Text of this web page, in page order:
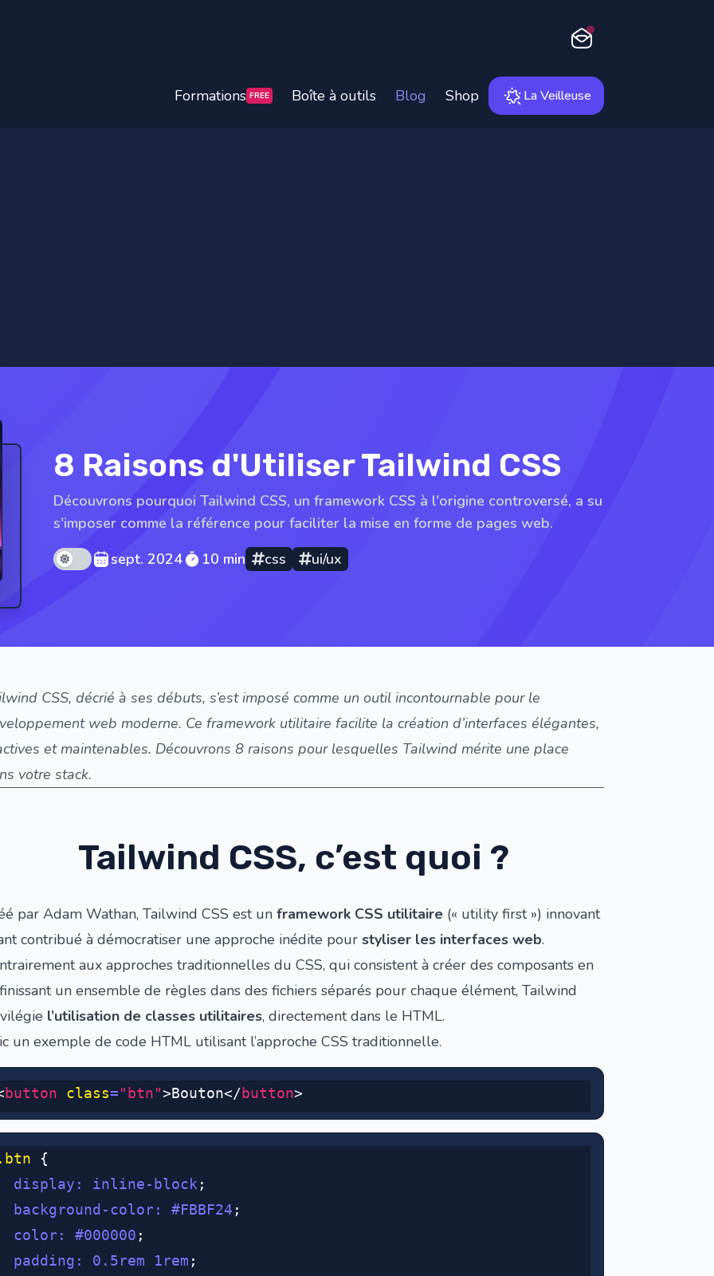
Newsletter
Formations FREE Boîte à outils Blog Shop La Veilleuse
8 Raisons d'Utiliser Tailwind CSS
Découvrons pourquoi Tailwind CSS, un framework CSS à l'origine controversé, a su
s'imposer comme la référence pour faciliter la mise en forme de pages web.
Theme modesept. 2024 10 min css ui/ux
CSS, décrié à ses débuts, s’est imposé comme un outil incontournable pour le
web moderne. Ce framework utilitaire facilite la création d’interfaces élégantes,
et maintenables. Découvrons 8 raisons pour lesquelles Tailwind mérite une place
votre stack.
Tailwind CSS, c’est quoi ?
par Adam Wathan, Tailwind CSS est un framework CSS utilitaire (« utility first ») innovant
contribué à démocratiser une approche inédite pour styliser les interfaces web.
aux approches traditionnelles du CSS, qui consistent à créer des composants en
un ensemble de règles dans des fichiers séparés pour chaque élément, Tailwind
l’utilisation de classes utilitaires, directement dans le HTML.
un exemple de code HTML utilisant l’approche CSS traditionnelle.
button class="btn">Bouton</button>
{
display
: inline-block ;
background-color
: #FBBF24 ;
color
: #000000 ;
padding
: 0.5rem 1rem ;